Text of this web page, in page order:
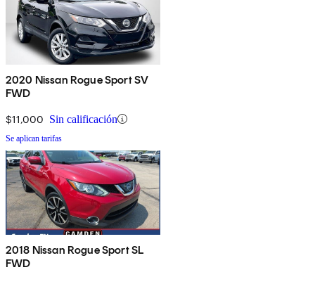
2020 Nissan Rogue Sport SV
FWD
$11,000 Sin calificación
Se aplican tarifas
2018 Nissan Rogue Sport SL
FWD